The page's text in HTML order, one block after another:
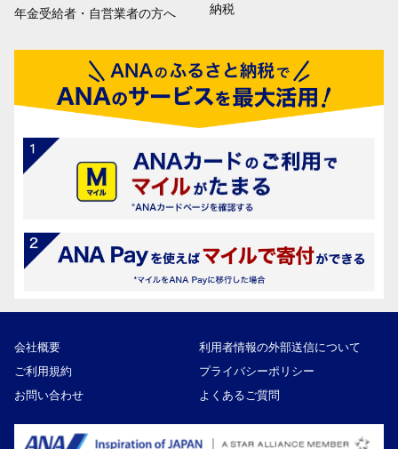
年金受給者・自営業者の方へ
納税
会社概要
利用者情報の外部送信について
ご利用規約
プライバシーポリシー
お問い合わせ
よくあるご質問